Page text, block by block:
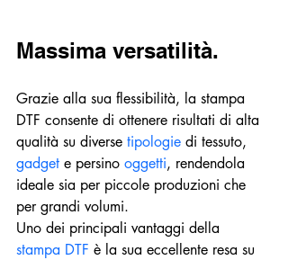
Massima versatilità.
Grazie alla sua flessibilità, la stampa
DTF consente di ottenere risultati di alta
qualità su diverse tipologie di tessuto,
gadget e persino oggetti, rendendola
ideale sia per piccole produzioni che
per grandi volumi.
Uno dei principali vantaggi della
stampa DTF è la sua eccellente resa su